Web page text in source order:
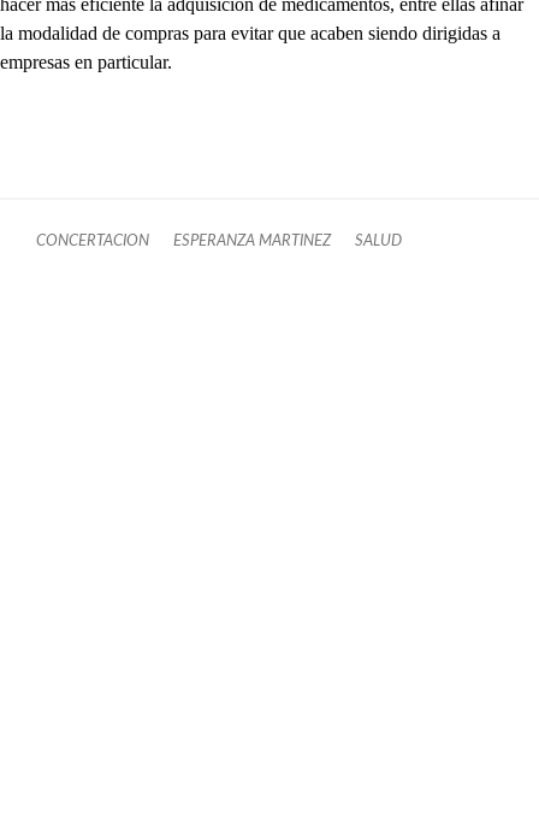
hacer más eficiente la adquisición de medicamentos, entre ellas afinar
la modalidad de compras para evitar que acaben siendo dirigidas a
empresas en particular.
CONCERTACION ESPERANZA MARTINEZ SALUD